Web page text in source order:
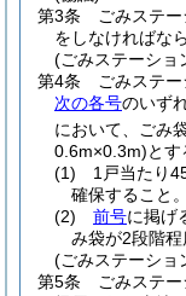
第3条
ごみステ
をしなければな
(ごみステーショ
第4条
ごみステ
次の各号のいず
において、ごみ
0.6m×0.3m)とす
(1)
1戸当たり
確保すること。
(2)
前号に掲げ
み袋が2段階程
(ごみステーショ
第5条
ごみステ